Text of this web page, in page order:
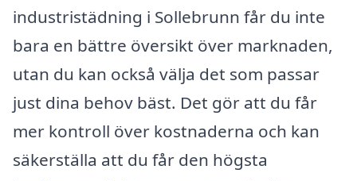
industristädning i Sollebrunn får du inte
bara en bättre översikt över marknaden,
utan du kan också välja det som passar
just dina behov bäst. Det gör att du får
mer kontroll över kostnaderna och kan
säkerställa att du får den högsta